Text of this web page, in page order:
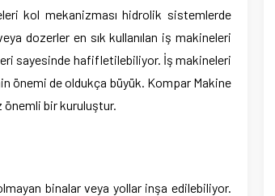
kol mekanizması hidrolik sistemlerde
dozerler en sık kullanılan iş makineleri
sayesinde hafifletilebiliyor. İş makineleri
önemi de oldukça büyük. Kompar Makine
bir kuruluştur.
binalar veya yollar inşa edilebiliyor.